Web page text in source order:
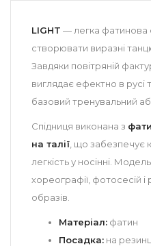
LIGHT — легка фатинова
створювати виразні
Завдяки повітряній
виглядає ефектно в русі
базовий тренувальний
Спідниця виконана з
на талії , що забезпечує
легкість у носінні.
хореографії, фотосесій і
образів.
Матеріал: фатин
Посадка: на